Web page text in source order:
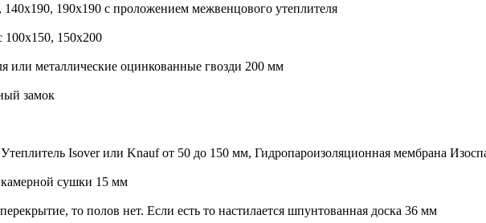
190х190 с проложением межвенцового утеплителя
100х150, 150х200
или металлические оцинкованные гвозди 200 мм
замок
Isover или Knauf от 50 до 150 мм, Гидропароизоляционная мембрана
камерной сушки 15 мм
то полов нет. Если есть то настилается шпунтованная доска 36 мм